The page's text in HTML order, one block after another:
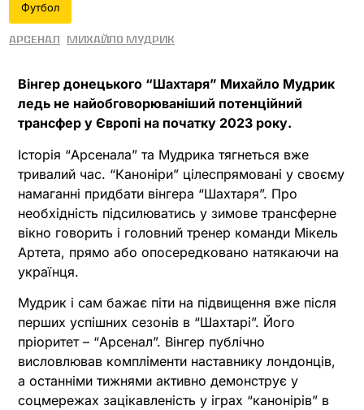
Футбол
Арсенал Михайло Мудрик
Вінгер донецького “Шахтаря” Михайло Мудрик
ледь не найобговорюваніший потенційний
трансфер у Європі на початку 2023 року.
Історія “Арсенала” та Мудрика тягнеться вже
тривалий час. “Каноніри” цілеспрямовані у своєму
намаганні придбати вінгера “Шахтаря”. Про
необхідність підсилюватись у зимове трансферне
вікно говорить і головний тренер команди Мікель
Артета, прямо або опосередковано натякаючи на
українця.
Мудрик і сам бажає піти на підвищення вже після
перших успішних сезонів в “Шахтарі”. Його
пріоритет – “Арсенал”. Вінгер публічно
висловлював компліменти наставнику лондонців,
а останніми тижнями активно демонструє у
соцмережах зацікавленість у іграх “канонірів” в